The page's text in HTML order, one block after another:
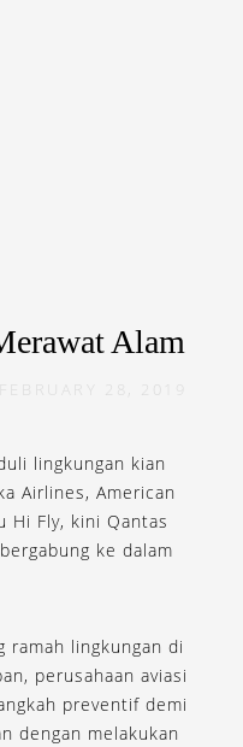
Alam
FEBRUARY 28, 2019
lingkungan kian
Airlines, American
Hi Fly, kini Qantas
ke dalam
ramah lingkungan di
perusahaan aviasi
preventif demi
dengan melakukan